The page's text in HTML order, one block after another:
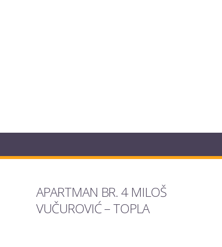
APARTMAN BR. 4 MILOŠ
VUČUROVIĆ – TOPLA